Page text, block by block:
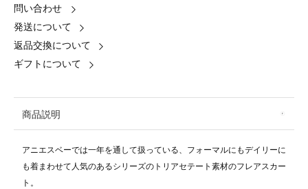
問い合わせ
発送について
返品交換について
ギフトについて
商品説明
アニエスベーでは一年を通して扱っている、フォーマルにもデイリーに
も着まわせて人気のあるシリーズのトリアセテート素材のフレアスカー
ト。